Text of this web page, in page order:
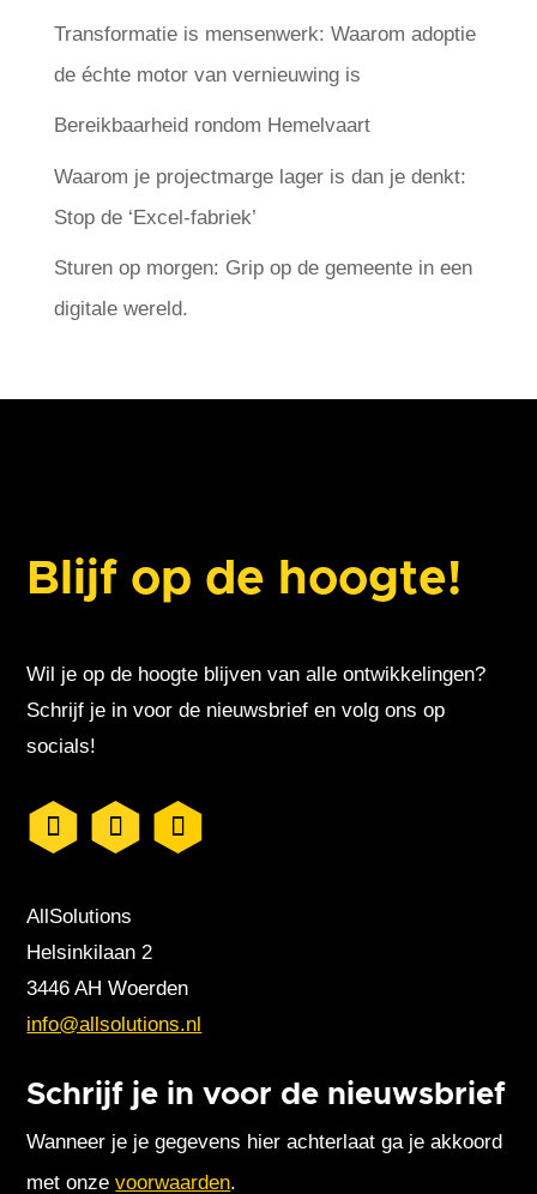
Transformatie is mensenwerk: Waarom adoptie
de échte motor van vernieuwing is
Bereikbaarheid rondom Hemelvaart
Waarom je projectmarge lager is dan je denkt:
Stop de ‘Excel-fabriek’
Sturen op morgen: Grip op de gemeente in een
digitale wereld.
Blijf op de hoogte!
Wil je op de hoogte blijven van alle ontwikkelingen?
Schrijf je in voor de nieuwsbrief en volg ons op
socials!
AllSolutions
Helsinkilaan 2
3446 AH Woerden
info@allsolutions.nl
Schrijf je in voor de nieuwsbrief
Wanneer je je gegevens hier achterlaat ga je akkoord
met onzevoorwaarden.